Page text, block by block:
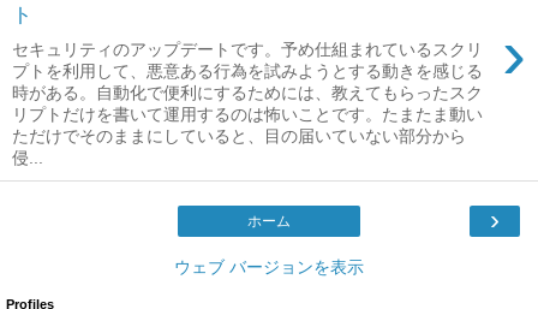
ト
›
セキュリティのアップデートです。予め仕組まれているスクリ
プトを利用して、悪意ある行為を試みようとする動きを感じる
時がある。自動化で便利にするためには、教えてもらったスク
リプトだけを書いて運用するのは怖いことです。たまたま動い
ただけでそのままにしていると、目の届いていない部分から
侵...
›
ホーム
ウェブ バージョンを表示
Profiles